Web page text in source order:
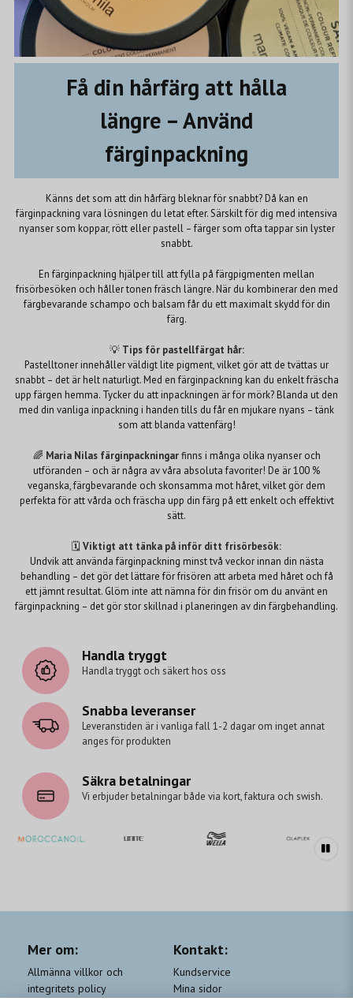
Få din hårfärg att hålla
längre – Använd
färginpackning
Känns det som att din hårfärg bleknar för snabbt? Då kan en
färginpackning vara lösningen du letat efter. Särskilt för dig med intensiva
nyanser som koppar, rött eller pastell – färger som ofta tappar sin lyster
snabbt.
En färginpackning hjälper till att fylla på färgpigmenten mellan
frisörbesöken och håller tonen fräsch längre. När du kombinerar den med
färgbevarande schampo och balsam får du ett maximalt skydd för din
färg.
💡 Tips för pastellfärgat hår:
Pastelltoner innehåller väldigt lite pigment, vilket gör att de tvättas ur
snabbt – det är helt naturligt. Med en färginpackning kan du enkelt fräscha
upp färgen hemma. Tycker du att inpackningen är för mörk? Blanda ut den
med din vanliga inpackning i handen tills du får en mjukare nyans – tänk
som att blanda vattenfärg!
🌈 Maria Nilas färginpackningarfinns i många olika nyanser och
utföranden – och är några av våra absoluta favoriter! De är 100 %
veganska, färgbevarande och skonsamma mot håret, vilket gör dem
perfekta för att vårda och fräscha upp din färg på ett enkelt och effektivt
sätt.
🗓️ Viktigt att tänka på inför ditt frisörbesök:
Undvik att använda färginpackning minst två veckor innan din nästa
behandling – det gör det lättare för frisören att arbeta med håret och få
ett jämnt resultat. Glöm inte att nämna för din frisör om du använt en
färginpackning – det gör stor skillnad i planeringen av din färgbehandling.
Handla tryggt
Handla tryggt och säkert hos oss
Snabba leveranser
Leveranstiden är i vanliga fall 1-2 dagar om inget annat
anges för produkten
Säkra betalningar
Vi erbjuder betalningar både via kort, faktura och swish.
Mer om:
Allmänna villkor och
integritets policy
Kontakt:
Kundservice
Mina sidor